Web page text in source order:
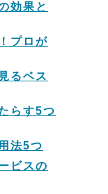
効果と
プロが
るベス
らす5つ
法5つ
ビスの